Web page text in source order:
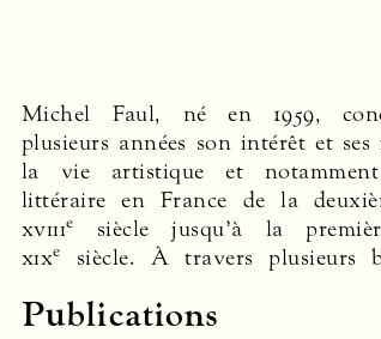
Michel Faul, né en 1959,
plusieurs années son intérêt et ses
la vie artistique et
littéraire en France de la
xviiie
siècle jusqu’à la
xixe siècle. À travers plusieurs
facettes peu connues de
Publications